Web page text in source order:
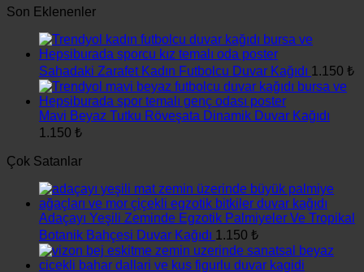
Son Eklenenler
Sahadaki Zarafet Kadın Futbolcu Duvar Kağıdı 1.150 ₺
Mavi Beyaz Tutku Röveşata Dinamik Duvar Kağıdı
1.150 ₺
Çok Satanlar
Adaçayı Yeşili Zeminde Egzotik Palmiyeler Ve Tropikal
Botanik Bahçesi Duvar Kağıdı 1.150 ₺